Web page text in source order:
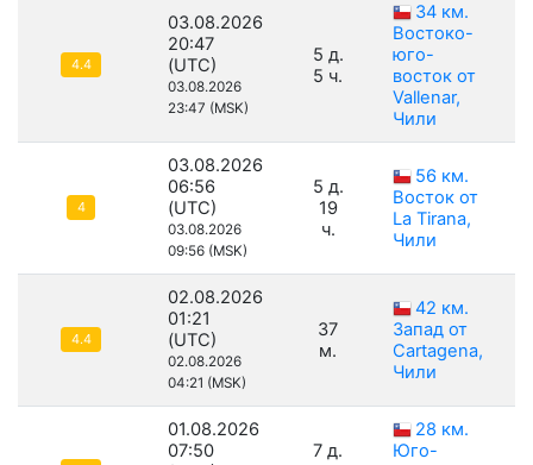
4.4
03.08.2026
20:47
(UTC)
03.08.2026
23:47 (MSK)
5 д.
5 ч.
34 км.
Востоко-
юго-
восток от
Vallenar,
Чили
4
03.08.2026
06:56
(UTC)
03.08.2026
09:56 (MSK)
5 д.
19
ч.
56 км.
Восток от
La Tirana,
Чили
4.4
02.08.2026
01:21
(UTC)
02.08.2026
04:21 (MSK)
37
м.
42 км.
Запад от
Cartagena,
Чили
01.08.2026
07:50
7 д.
28 км.
Юго-